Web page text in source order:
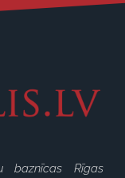
baznīcas Rīgas